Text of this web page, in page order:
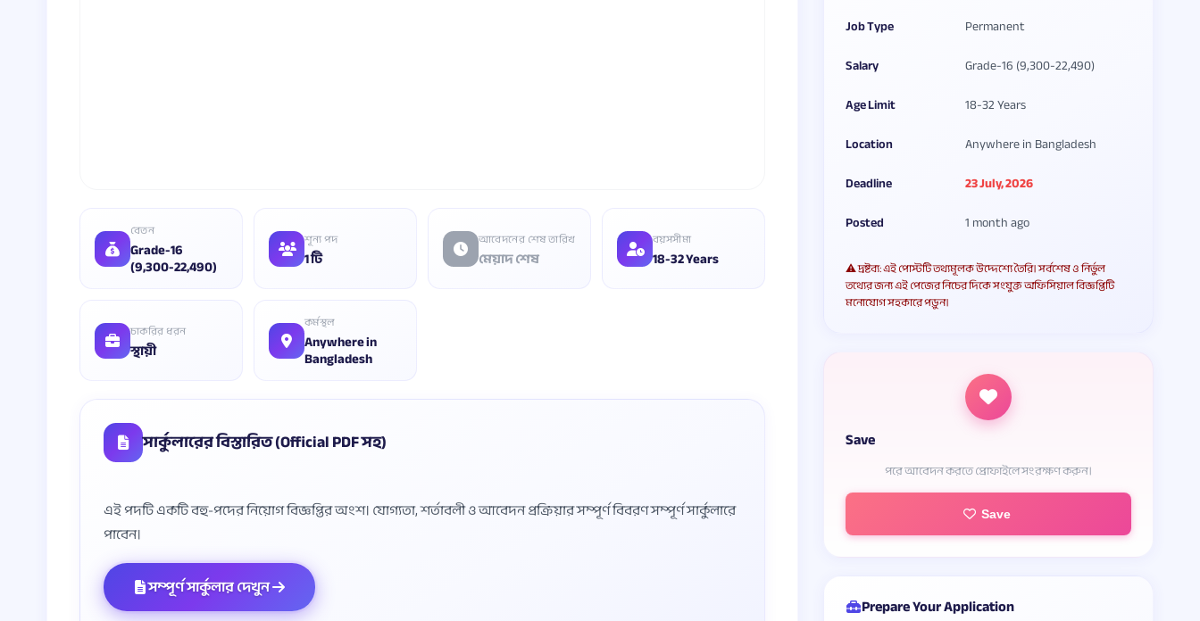
বেতন
Grade-16
(9,300-22,490)
শূন্য পদ
1 টি
আবেদনের শেষ তারিখ
মেয়াদ শেষ
বয়সসীমা
18-32 Years
চাকরির ধরন
স্থায়ী
কর্মস্থল
Anywhere in
Bangladesh
সার্কুলারের বিস্তারিত (Official PDF সহ)
এই পদটি একটি বহু-পদের নিয়োগ বিজ্ঞপ্তির অংশ। যোগ্যতা, শর্তাবলী ও আবেদন প্রক্রিয়ার সম্পূর্ণ বিবরণ সম্পূর্ণ সার্কুলারে
সম্পূর্ণ সার্কুলার দেখুন
Job Type
Permanent
Salary
Grade-16 (9,300-22,490)
Age Limit
18-32 Years
Location
Anywhere in Bangladesh
Deadline
23 July, 2026
Posted
1 month ago
⚠️ দ্রষ্টব্য: এই পোস্টটি তথ্যমূলক উদ্দেশ্যে তৈরি। সর্বশেষ ও নির্ভুল
তথ্যের জন্য এই পেজের নিচের দিকে সংযুক্ত অফিসিয়াল বিজ্ঞপ্তিটি
মনোযোগ সহকারে পড়ুন।
Save
পরে আবেদন করতে প্রোফাইলে সংরক্ষণ করুন।
Save
Prepare Your Application